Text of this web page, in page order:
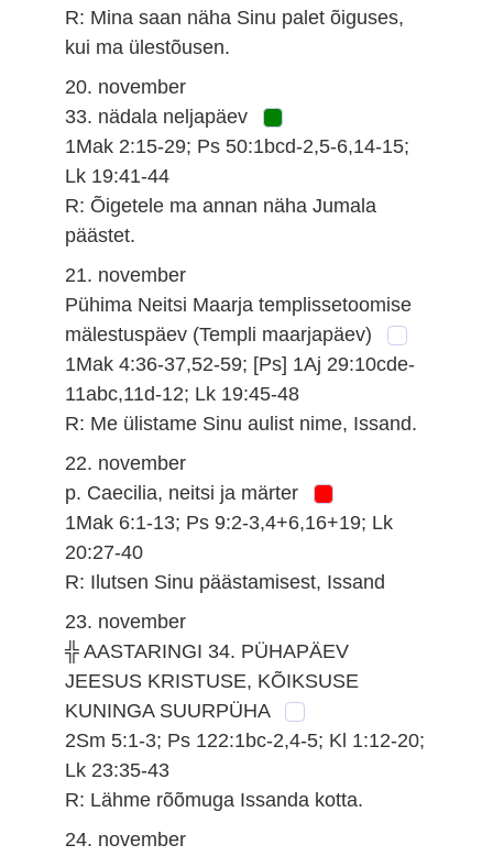
R: Mina saan näha Sinu palet õiguses,
kui ma ülestõusen.
20. november
33. nädala neljapäev
1Mak 2:15-29; Ps 50:1bcd-2,5-6,14-15;
Lk 19:41-44
R: Õigetele ma annan näha Jumala
päästet.
21. november
Pühima Neitsi Maarja templissetoomise
mälestuspäev (Templi maarjapäev)
1Mak 4:36-37,52-59; [Ps] 1Aj 29:10cde-
11abc,11d-12; Lk 19:45-48
R: Me ülistame Sinu aulist nime, Issand.
22. november
p. Caecilia, neitsi ja märter
1Mak 6:1-13; Ps 9:2-3,4+6,16+19; Lk
20:27-40
R: Ilutsen Sinu päästamisest, Issand
23. november
╬ AASTARINGI 34. PÜHAPÄEV
JEESUS KRISTUSE, KÕIKSUSE
KUNINGA SUURPÜHA
2Sm 5:1-3; Ps 122:1bc-2,4-5; Kl 1:12-20;
Lk 23:35-43
R: Lähme rõõmuga Issanda kotta.
24. november